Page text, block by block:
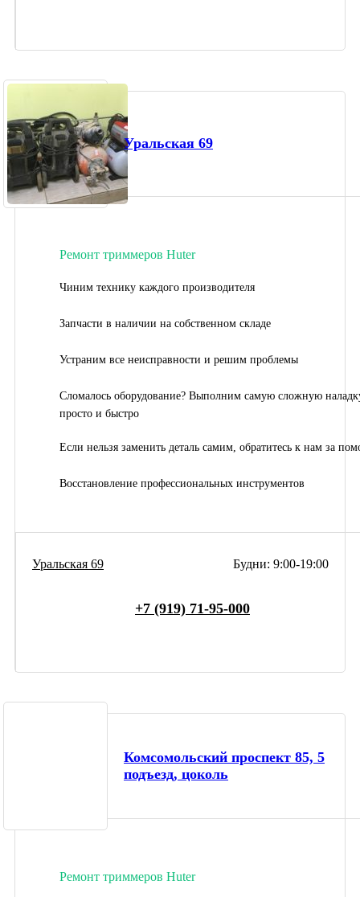
Уральская 69
Ремонт триммеров Huter
Чиним технику каждого производителя
Запчасти в наличии на собственном складе
Устраним все неисправности и решим проблемы
Сломалось оборудование? Выполним самую сложную
просто и быстро
Если нельзя заменить деталь самим, обратитесь к нам за
Восстановление профессиональных инструментов
Будни: 9:00-19:00
Уральская 69
+7 (919) 71-95-000
Комсомольский проспект 85, 5
подъезд, цоколь
Ремонт триммеров Huter